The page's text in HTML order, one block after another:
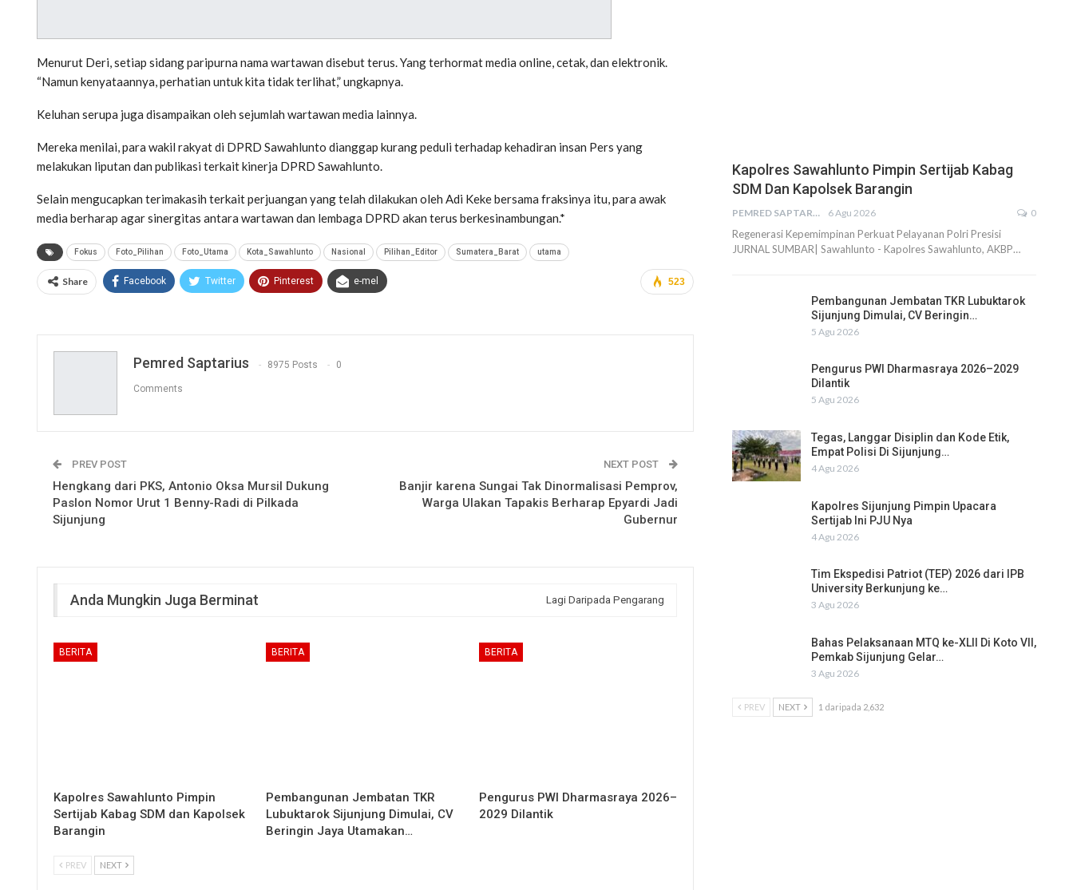
Menurut Deri, setiap sidang paripurna nama wartawan disebut terus. Yang terhormat media online, cetak, dan elektronik.
“Namun kenyataannya, perhatian untuk kita tidak terlihat,” ungkapnya.
Keluhan serupa juga disampaikan oleh sejumlah wartawan media lainnya.
Mereka menilai, para wakil rakyat di DPRD Sawahlunto dianggap kurang peduli terhadap kehadiran insan Pers yang
melakukan liputan dan publikasi terkait kinerja DPRD Sawahlunto.
Selain mengucapkan terimakasih terkait perjuangan yang telah dilakukan oleh Adi Keke bersama fraksinya itu, para awak
media berharap agar sinergitas antara wartawan dan lembaga DPRD akan terus berkesinambungan.*
Fokus Foto_Pilihan Foto_Utama Kota_Sawahlunto Nasional Pilihan_Editor Sumatera_Barat utama
523
Share Facebook Twitter Pinterest e-mel
Pemred Saptarius 8975 Posts 0
Comments
PREV POST
Hengkang dari PKS, Antonio Oksa Mursil Dukung
Paslon Nomor Urut 1 Benny-Radi di Pilkada
Sijunjung
NEXT POST
Banjir karena Sungai Tak Dinormalisasi Pemprov,
Warga Ulakan Tapakis Berharap Epyardi Jadi
Gubernur
Anda Mungkin Juga Berminat Lagi Daripada Pengarang
BERITA
Kapolres Sawahlunto Pimpin
Sertijab Kabag SDM dan Kapolsek
Barangin
BERITA
Pembangunan Jembatan TKR
Lubuktarok Sijunjung Dimulai, CV
Beringin Jaya Utamakan…
BERITA
Pengurus PWI Dharmasraya 2026–
2029 Dilantik
PREV NEXT
Kapolres Sawahlunto Pimpin Sertijab Kabag
SDM Dan Kapolsek Barangin
PEMRED SAPTARIUS 6 Agu 2026 0
Regenerasi Kepemimpinan Perkuat Pelayanan Polri Presisi
JURNAL SUMBAR| Sawahlunto - Kapolres Sawahlunto, AKBP…
Pembangunan Jembatan TKR Lubuktarok
Sijunjung Dimulai, CV Beringin…
5 Agu 2026
Pengurus PWI Dharmasraya 2026–2029
Dilantik
5 Agu 2026
Tegas, Langgar Disiplin dan Kode Etik,
Empat Polisi Di Sijunjung…
4 Agu 2026
Kapolres Sijunjung Pimpin Upacara
Sertijab Ini PJU Nya
4 Agu 2026
Tim Ekspedisi Patriot (TEP) 2026 dari IPB
University Berkunjung ke…
3 Agu 2026
Bahas Pelaksanaan MTQ ke-XLII Di Koto VII,
Pemkab Sijunjung Gelar…
3 Agu 2026
PREV NEXT 1 daripada 2,632